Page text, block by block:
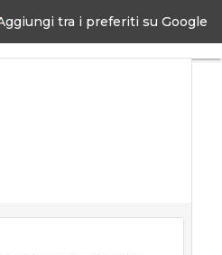
tra i preferiti su Google